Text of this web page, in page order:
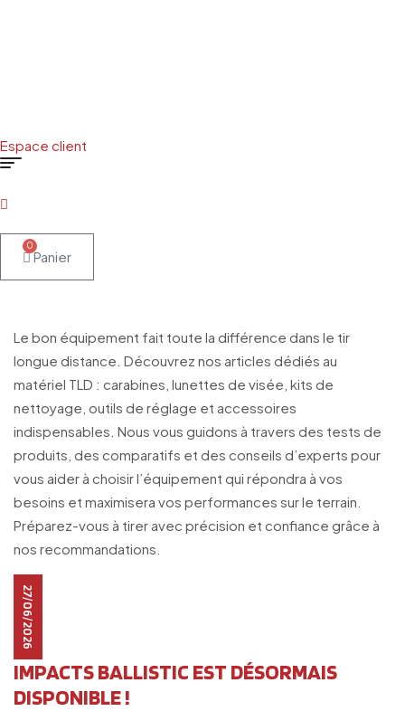
Espace client
Menu
0
Panier
Le bon équipement fait toute la différence dans le tir
longue distance. Découvrez nos articles dédiés au
matériel TLD : carabines, lunettes de visée, kits de
nettoyage, outils de réglage et accessoires
indispensables. Nous vous guidons à travers des tests de
produits, des comparatifs et des conseils d’experts pour
vous aider à choisir l’équipement qui répondra à vos
besoins et maximisera vos performances sur le terrain.
Préparez-vous à tirer avec précision et confiance grâce à
nos recommandations.
27/06/2026
IMPACTS BALLISTIC EST DÉSORMAIS
DISPONIBLE !